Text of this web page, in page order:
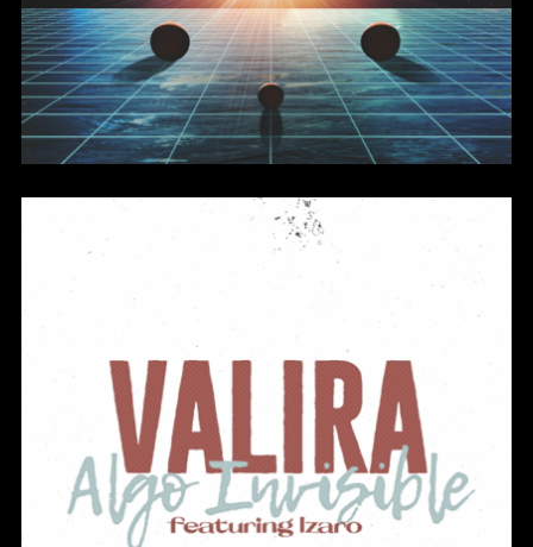
Algo Invisible (Single)